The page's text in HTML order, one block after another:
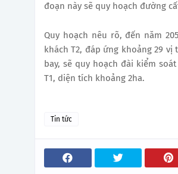
đoạn này sẽ quy hoạch đường
Quy hoạch nêu rõ, đến năm
khách T2, đáp ứng khoảng 29
bay, sẽ quy hoạch đài kiểm
T1, diện tích khoảng 2ha.
Tin tức